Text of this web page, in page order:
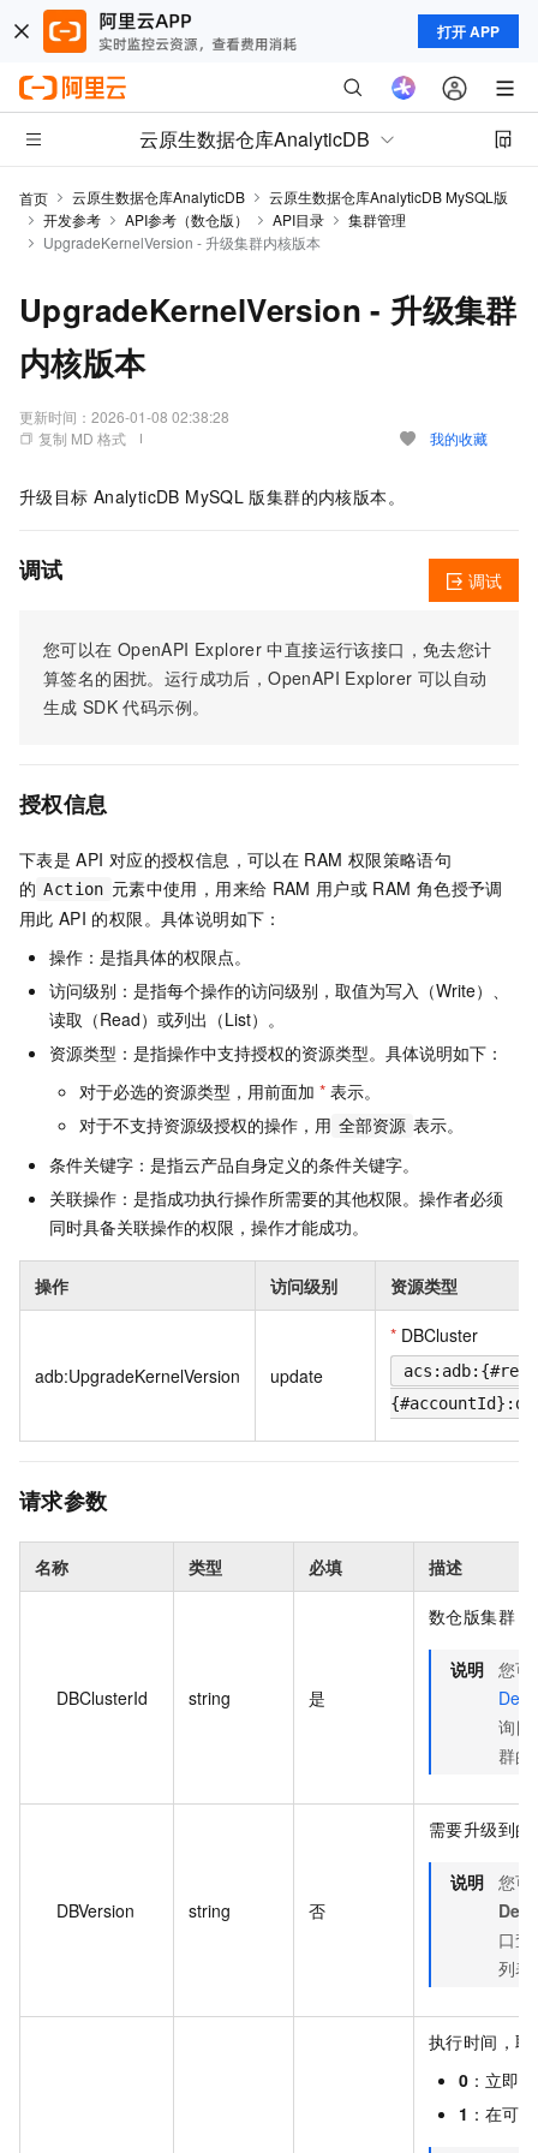
打开 APP
云原生数据仓库AnalyticDB
首页 云原生数据仓库AnalyticDB
云原生数据仓库AnalyticDB MySQL版
开发参考
API参考（数仓版） API目录
集群管理
UpgradeKernelVersion - 升级集群内核版本
UpgradeKernelVersion - 升级集群
内核版本
更新时间： 2026-01-08 02:38:28
复制 MD 格式
我的收藏
升级目标 AnalyticDB MySQL 版集群的内核版本。
调试
您可以在 OpenAPI Explorer 中直接运行该接口，免去您计
算签名的困扰。运行成功后，OpenAPI Explorer 可以自动
生成 SDK 代码示例。
调试
授权信息
下表是 API 对应的授权信息，可以在 RAM 权限策略语句
的 Action 元素中使用，用来给 RAM 用户或 RAM 角色授予调
用此 API 的权限。具体说明如下：
操作：是指具体的权限点。
访问级别：是指每个操作的访问级别，取值为写入（Write）、
读取（Read）或列出（List）。
资源类型：是指操作中支持授权的资源类型。具体说明如下：
对于必选的资源类型，用前面加 * 表示。
对于不支持资源级授权的操作，用 全部资源 表示。
条件关键字：是指云产品自身定义的条件关键字。
关联操作：是指成功执行操作所需要的其他权限。操作者必须
同时具备关联操作的权限，操作才能成功。
操作 访问级别 资源类型
adb:UpgradeKernelVersion update
* DBCluster
请求参数
名称 类型 必填 描述
DBClusterId string 是
数仓版集群
说明 您可
询目
群的
DBVersion string 否
需要升级到
说明 您可
口查
列表
执行时间，取
0 ：立即
1 ：在可